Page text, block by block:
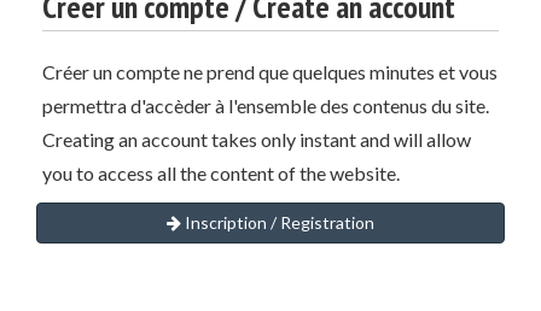
Créer un compte ne prend que quelques minutes et vous
permettra d'accèder à l'ensemble des contenus du site.
Creating an account takes only instant and will allow
you to access all the content of the website.
Inscription / Registration